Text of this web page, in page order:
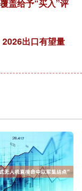
盖给予“买入”评
出口有望量